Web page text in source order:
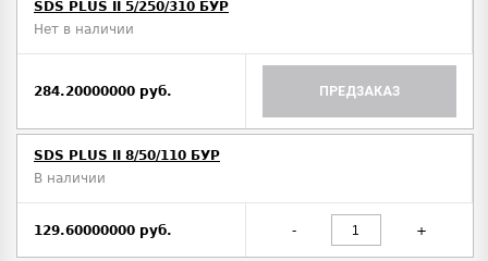
SDS PLUS II 5/250/310 БУР
Нет в наличии
284.20000000 руб. ПРЕДЗАКАЗ
SDS PLUS II 8/50/110 БУР
В наличии
129.60000000 руб. - +